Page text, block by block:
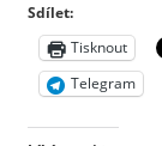
Sdílet:
Tisknout
Telegram